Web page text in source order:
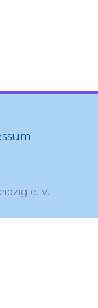
e. V.